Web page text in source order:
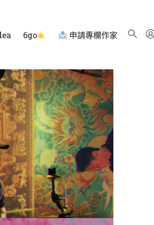
6go 申請專欄作家